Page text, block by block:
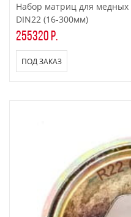
Набор матриц для
DIN22 (16-300мм)
255320 р.
ПОД ЗАКАЗ